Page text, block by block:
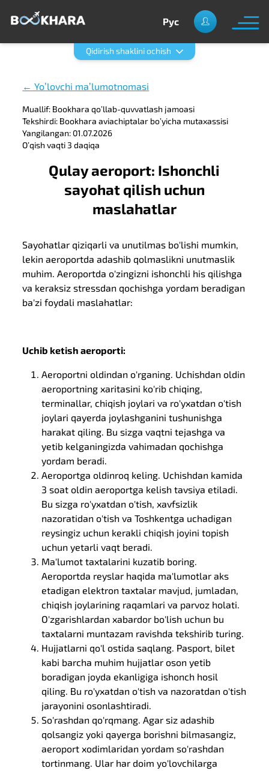
Рус
Qidirish shaklini ochish
← Yoʼlovchi maʼlumotnomasi
Muallif: Bookhara qoʼllab-quvvatlash jamoasi
Tekshirdi: Bookhara aviachiptalar boʼyicha mutaxassisi
Yangilangan: 01.07.2026
Oʼqish vaqti 3 daqiqa
Qulay aeroport: Ishonchli
sayohat qilish uchun
maslahatlar
Sayohatlar qiziqarli va unutilmas bo'lishi mumkin,
lekin aeroportda adashib qolmaslikni unutmaslik
muhim. Aeroportda o'zingizni ishonchli his qilishga
va keraksiz stressdan qochishga yordam beradigan
ba'zi foydali maslahatlar:
Uchib ketish aeroporti:
Aeroportni oldindan o'rganing. Uchishdan oldin
aeroportning xaritasini ko'rib chiqing,
terminallar, chiqish joylari va ro'yxatdan o'tish
joylari qayerda joylashganini tushunishga
harakat qiling. Bu sizga vaqtni tejashga va
yetib kelganingizda vahimadan qochishga
yordam beradi.
Aeroportga oldinroq keling. Uchishdan kamida
3 soat oldin aeroportga kelish tavsiya etiladi.
Bu sizga ro'yxatdan o'tish, xavfsizlik
nazoratidan o'tish va Toshkentga uchadigan
reysingiz uchun kerakli chiqish joyini topish
uchun yetarli vaqt beradi.
Ma'lumot taxtalarini kuzatib boring.
Aeroportda reyslar haqida ma'lumotlar aks
etadigan elektron taxtalar mavjud, jumladan,
chiqish joylarining raqamlari va parvoz holati.
O'zgarishlardan xabardor bo'lish uchun bu
taxtalarni muntazam ravishda tekshirib turing.
Hujjatlarni qo'l ostida saqlang. Pasport, bilet
kabi barcha muhim hujjatlar oson yetib
boradigan joyda ekanligiga ishonch hosil
qiling. Bu ro'yxatdan o'tish va nazoratdan o'tish
jarayonini osonlashtiradi.
So'rashdan qo'rqmang. Agar siz adashib
qolsangiz yoki qayerga borishni bilmasangiz,
aeroport xodimlaridan yordam so'rashdan
tortinmang. Ular har doim yo'lovchilarga